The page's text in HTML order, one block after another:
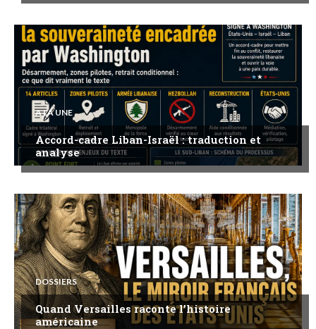
A LA UNE
Accord-cadre Liban-Israël : traduction et
analyse
DOSSIERS
Quand Versailles raconte l’histoire
américaine